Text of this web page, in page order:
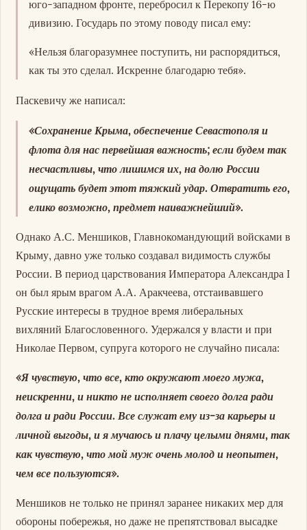
юго-западном фронте, перебросил к Перекопу 16-ю
дивизию. Государь по этому поводу писал ему:
«Нельзя благоразумнее поступить, ни распорядиться,
как ты это сделал. Искренне благодарю тебя».
Паскевичу же написал:
«Сохранение Крыма, обеспечение Севастополя и
флота для нас первейшая важность; если будем так
несчастливы, что лишимся их, на долю России
ощущать будет этот тяжкий удар. Отвратить его,
елико возможно, предмет наиважнейший».
Однако А.С. Меншиков, Главнокомандующий войсками в
Крыму, давно уже только создавал видимость службы
России. В период царствования Императора Александра I
он был ярым врагом А.А. Аракчеева, отстаивавшего
Русские интересы в трудное время либеральных
вихляний Благословенного. Удержался у власти и при
Николае Первом, супруга которого не случайно писала:
«Я чувствую, что все, кто окружают моего мужа,
неискренни, и никто не исполняет своего долга ради
долга и ради России. Все служат ему из-за карьеры и
личной выгоды, и я мучаюсь и плачу целыми днями, так
как чувствую, что мой муж очень молод и неопытен,
чем все пользуются».
Меншиков не только не принял заранее никаких мер для
обороны побережья, но даже не препятствовал высадке